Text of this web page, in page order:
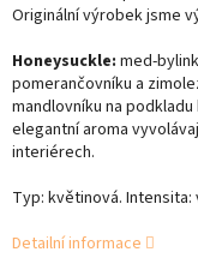
Originální výrobek jsme
Honeysuckle: med-
pomerančovníku a
mandlovníku na
elegantní aroma
interiérech.
Typ: květinová. Intensita:
Detailní informace